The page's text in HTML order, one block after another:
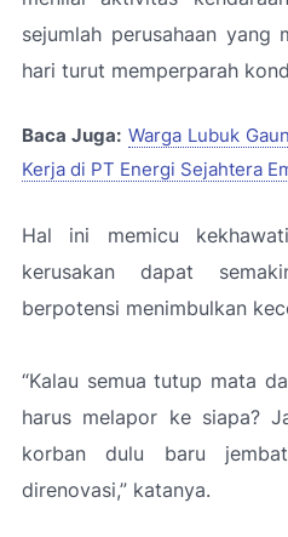
sejumlah perusahaan yang
hari turut memperparah
Baca Juga: Warga Lubuk
Kerja di PT Energi Sejahtera
Hal ini memicu
kerusakan dapat
berpotensi menimbulkan
“Kalau semua tutup mata
harus melapor ke siapa?
korban dulu baru
direnovasi,” katanya.